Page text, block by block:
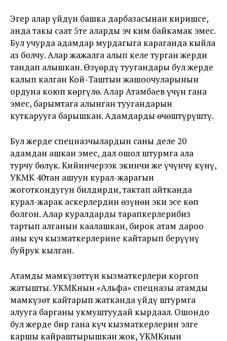
Эгер алар үйдүн башка дарбазасынан киришсе,
анда таңкы саат 5те аларды эч ким байкамак эмес.
Бул учурда адамдар мурдагыга караганда кыйла
аз болчу. Алар жаңжалга алып келе турган жерди
тандап алышкан. Өзүңөрдү туугандары бул жерде
калып калган Кой-Таштын жашоочуларынын
ордуна коюп көргүлө. Алар Атамбаев үчүн гана
эмес, барымтага алынган туугандарын
куткарууга барышкан. Адамдарды өчөштүрүштү.
Бул жерде спецназчылардын саны деле 20
адамдан ашкан эмес, дал ошол штурмга ала
турчу бөлүк. Кийинчерээк экинчи же үчүнчү күнү,
УКМК 40тан ашуун курал-жарагын
жоготкондугун билдирди, тактап айтканда
курал-жарак аскерлердин өзүнөн эки эсе көп
болгон. Алар куралдарды тарапкерлерибиз
тартып алганын каалашкан, бирок атам дароо
аны күч кызматкерлерине кайтарып берүүнү
буйрук кылган.
Атамды мамкүзөттүн кызматкерлери коргоп
жатышты. УКМКнын «Альфа» спецназы атамды
мамкүзөт кайтарып жатканда үйдү штурмга
алууга барганы укмуштуудай кырдаал. Ошондо
бул жерде бир гана күч кызматкерлерин элге
каршы кайраштырышкан жок, УКМКнын